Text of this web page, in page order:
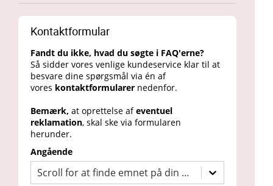
Kontaktformular
Fandt du ikke, hvad du søgte i FAQ'erne?
Så sidder vores venlige kundeservice klar til at
besvare dine spørgsmål via én af
vores kontaktformularer nedenfor.
Bemærk, at oprettelse afeventuel
reklamation, skal ske via formularen
herunder.
Angående
Scroll for at finde emnet på din henvendelse